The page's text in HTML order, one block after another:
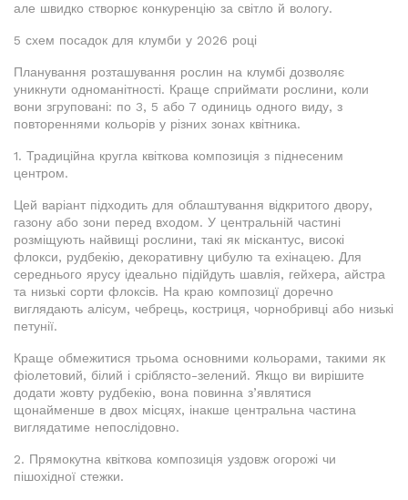
але швидко створює конкуренцію за світло й вологу.
5 схем посадок для клумби у 2026 році
Планування розташування рослин на клумбі дозволяє
уникнути одноманітності. Краще сприймати рослини, коли
вони згруповані: по 3, 5 або 7 одиниць одного виду, з
повтореннями кольорів у різних зонах квітника.
1. Традиційна кругла квіткова композиція з піднесеним
центром.
Цей варіант підходить для облаштування відкритого двору,
газону або зони перед входом. У центральній частині
розміщують найвищі рослини, такі як міскантус, високі
флокси, рудбекію, декоративну цибулю та ехінацею. Для
середнього ярусу ідеально підійдуть шавлія, гейхера, айстра
та низькі сорти флоксів. На краю композицї доречно
виглядають алісум, чебрець, костриця, чорнобривці або низькі
петунії.
Краще обмежитися трьома основними кольорами, такими як
фіолетовий, білий і сріблясто-зелений. Якщо ви вирішите
додати жовту рудбекію, вона повинна з’являтися
щонайменше в двох місцях, інакше центральна частина
виглядатиме непослідовно.
2. Прямокутна квіткова композиція уздовж огорожі чи
пішохідної стежки.